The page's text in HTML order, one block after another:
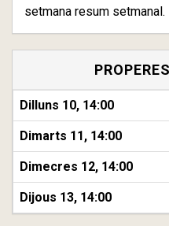
setmana resum setmanal.
Dilluns 10, 14:00
Dimarts 11, 14:00
Dimecres 12, 14:00
Dijous 13, 14:00